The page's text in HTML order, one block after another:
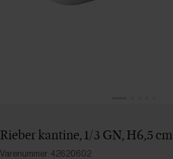
Rieber kantine, 1/3 GN, H6,5 cm
Varenummer: 42620602